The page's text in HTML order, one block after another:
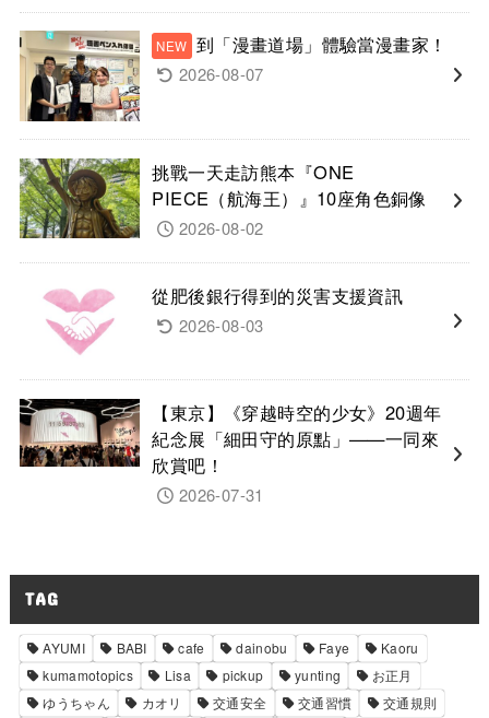
到「漫畫道場」體驗當漫畫家！
2026-08-07
挑戰一天走訪熊本『ONE
PIECE（航海王）』10座角色銅像
2026-08-02
從肥後銀行得到的災害支援資訊
2026-08-03
【東京】《穿越時空的少女》20週年
紀念展「細田守的原點」——一同來
欣賞吧！
2026-07-31
TAG
AYUMI BABI cafe dainobu Faye
Kaoru
kumamotopics
Lisa pickup yunting
お正月
ゆうちゃん
カオリ 交通安全 交通習慣
交通規則